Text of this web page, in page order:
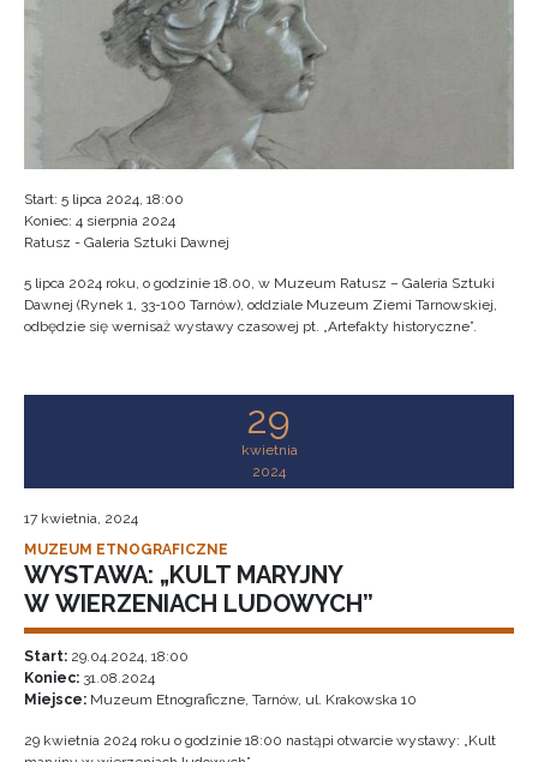
Start: 5 lipca 2024, 18:00
Koniec: 4 sierpnia 2024
Ratusz - Galeria Sztuki Dawnej
5 lipca 2024 roku, o godzinie 18.00, w Muzeum Ratusz – Galeria Sztuki
Dawnej (Rynek 1, 33-100 Tarnów), oddziale Muzeum Ziemi Tarnowskiej,
odbędzie się wernisaż wystawy czasowej pt. „Artefakty historyczne”.
29
kwietnia
2024
17 kwietnia, 2024
MUZEUM ETNOGRAFICZNE
WYSTAWA: „KULT MARYJNY
W WIERZENIACH LUDOWYCH”
Start: 29.04.2024, 18:00
Koniec: 31.08.2024
Miejsce: Muzeum Etnograficzne, Tarnów, ul. Krakowska 10
29 kwietnia 2024 roku o godzinie 18:00 nastąpi otwarcie wystawy: „Kult